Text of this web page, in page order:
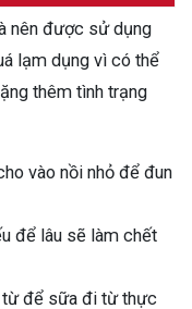
nên được sử dụng
lạm dụng vì có thể
thêm tình trạng
vào nồi nhỏ để đun
để lâu sẽ làm chết
từ để sữa đi từ thực